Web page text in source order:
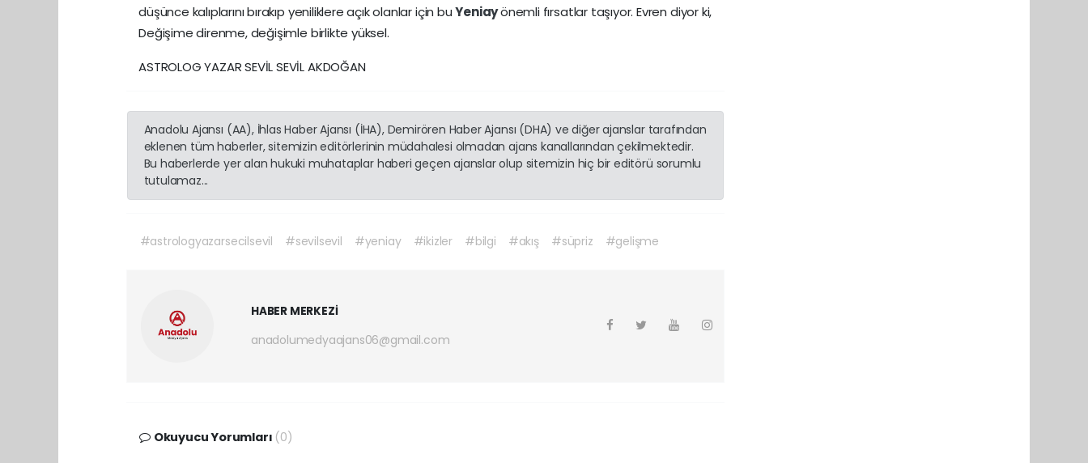
düşünce kalıplarını bırakıp yeniliklere açık olanlar için buYeniayönemli fırsatlar taşıyor. Evren diyor ki,
Değişime direnme, değişimle birlikte yüksel.
ASTROLOG YAZAR SEVİL SEVİL AKDOĞAN
Anadolu Ajansı (AA), İhlas Haber Ajansı (İHA), Demirören Haber Ajansı (DHA) ve diğer ajanslar tarafından
eklenen tüm haberler, sitemizin editörlerinin müdahalesi olmadan ajans kanallarından çekilmektedir.
Bu haberlerde yer alan hukuki muhataplar haberi geçen ajanslar olup sitemizin hiç bir editörü sorumlu
tutulamaz...
#astrologyazarsecilsevil #sevilsevil #yeniay #ikizler #bilgi #akış #süpriz #gelişme
HABER MERKEZİ
anadolumedyaajans06@gmail.com
Okuyucu Yorumları (0)